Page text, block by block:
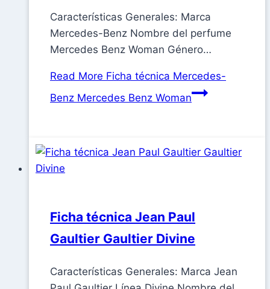
Características Generales: Marca
Mercedes-Benz Nombre del perfume
Mercedes Benz Woman Género…
Read More Ficha técnica Mercedes-
Benz Mercedes Benz Woman
Ficha técnica Jean Paul
Gaultier Gaultier Divine
Características Generales: Marca Jean